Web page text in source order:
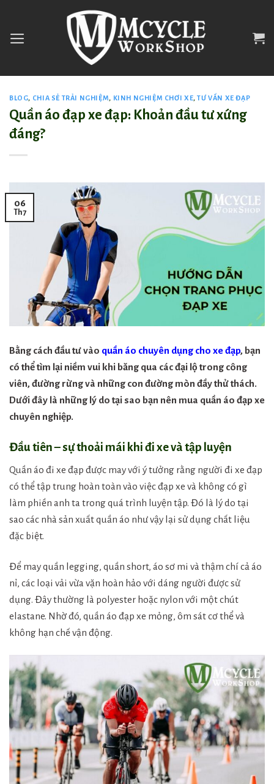
content
BLOG, CHIA SẺ TRẢI NGHIỆM, KINH NGHIỆM CHƠI XE,TƯ VẤN XE ĐẠP
Quần áo đạp xe đạp: Khoản đầu tư xứng
đáng?
06
Th7
Bằng cách đầu tư vào quần áo chuyên dụng cho xe đạp, bạn
có thể tìm lại niềm vui khi băng qua các đại lộ trong công
viên, đường rừng và những con đường mòn đầy thử thách.
Dưới đây là những lý do tại sao bạn nên mua quần áo đạp xe
chuyên nghiệp.
Đầu tiên – sự thoải mái khi đi xe và tập luyện
Quần áo đi xe đạp được may với ý tưởng rằng người đi xe đạp
có thể tập trung hoàn toàn vào việc đạp xe và không có gì
làm phiền anh ta trong quá trình luyện tập. Đó là lý do tại
sao các nhà sản xuất quần áo như vậy lại sử dụng chất liệu
đặc biệt.
Để may quần legging, quần short, áo sơ mi và thậm chí cả áo
nỉ, các loại vải vừa vặn hoàn hảo với dáng người được sử
dụng. Đây thường là polyester hoặc nylon với một chút
elastane. Nhờ đó, quần áo đạp xe mỏng, ôm sát cơ thể và
không hạn chế vận động.